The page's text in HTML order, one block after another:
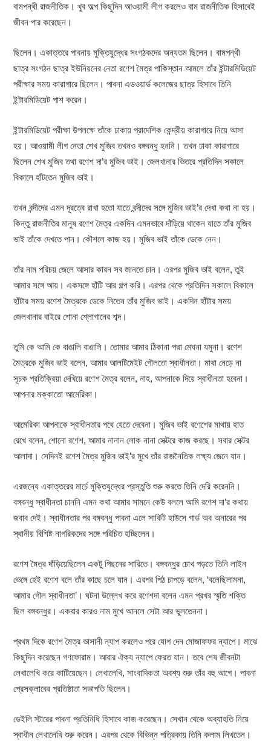
বামপন্থী রাজনীতিক। খুব অল্প কিছুদিন আওয়ামী লীগ করলেও বাম রাজনীতিক হিসাবেই
জীবন পার করেছেন।
ছিলেন। একাত্তরে পাবনায় মুক্তিযুদ্ধের সংগঠকদের অন্যতম ছিলেন। বামপন্থী
ছাত্র সংগঠন ছাত্র ইউনিয়নের নেতা রণেশ মৈত্র পাকিস্তান আমলে তাঁর ইন্টারমিডিয়েট
পরীক্ষার সময় কারাগারে ছিলেন। পাবনা এডওয়ার্ড কলেজের ছাত্র হিসাবে তিনি
ইন্টারমিডিয়েট পাশ করেন।
ইন্টারমিডিয়েট পরীক্ষা উপলক্ষে তাঁকে ঢাকায় প্রাদেশিক কেন্দ্রীয় কারাগারে নিয়ে আসা
হয়। আওয়ামী লীগ নেতা শেখ মুজিব তখনও বঙ্গবন্ধু হননি। তখন ঢাকা কারাগারে
ছিলেন শেখ মুজিব তথা রণেশ দা’র মুজিব ভাই। জেলখানার ভিতরে প্রতিদিন সকালে
বিকালে হাঁটতেন মুজিব ভাই।
তখন বন্দীদের এমন দূরত্বে রাখা হতো যাতে বন্দীদের সঙ্গে মুজিব ভাই’র দেখা কথা না হয়।
কিন্তু রাজনীতির মানুষ রণেশ মৈত্র একদিন এমনভাবে দাঁড়িয়ে থাকেন যাতে তাঁর মুজিব
ভাই তাঁকে দেখতে পান। কৌশলে কাজ হয়। মুজিব ভাই তাঁকে ডেকে নেন।
তাঁর নাম পরিচয় জেলে আসার কারন সব জানতে চান। এরপর মুজিব ভাই বলেন, তুই
আমার সঙ্গে আয়। একসঙ্গে হাঁটি আর গল্প করি। এরপর থেকে প্রতিদিন সকালে বিকালে
হাঁটার সময় রণেশ মৈত্রকে ডেকে নিতেন তাঁর মুজিব ভাই। একদিন হাঁটার সময়
জেলখানার বাইরে শোনা শ্লোগানের শব্দ।
তুমি কে আমি কে বাঙালি বাঙালি। তোমার আমার ঠিকানা পদ্মা মেঘনা যমুনা। রণেশ
মৈত্রকে মুজিব ভাই বলেন, আমার আলটিমেইট গৌলতো স্বাধীনতা। মাথা নেড়ে না
সূচক প্রতিক্রিয়া দেখিয়ে রণেশ মৈত্র বলেন, নাহ, আপনাকে দিয়ে স্বাধীনতা হবেনা।
আপনার মক্কাতো আমেরিকা।
আমেরিকা আপনাকে স্বাধীনতার পথে যেতে দেবেনা। মুজিব ভাই রণেশের মাথায় হাত
রেখে বলেন, শোনো রণেশ, আমার নানান লোক নানা সেক্টরে কাজ করছে। সবার সেক্টর
আলাদা। সেদিনই রণেশ মৈত্র মুজিব ভাই’র মুখে তাঁর রাজনৈতিক লক্ষ্য জেনে যান।
এরজন্যে একাত্তরের মার্চে মুক্তিযুদ্ধের প্রস্তুতি শুরু করতে তিনি দেরি করেননি।
বঙ্গবন্ধু স্বাধীনতা চাননি এমন কথা আমার সামনে কেউ বললে আমি রণেশ দা’র কথায়
জবাব দেই। স্বাধীনতার পর বঙ্গবন্ধু পাবনা এলে সার্কিট হাউসে গার্ড অব অনারের পর
স্থানীয় বিশিষ্ট নাগরিকদের সঙ্গে পরিচিত হচ্ছিলেন।
রণেশ মৈত্র দাঁড়িয়েছিলেন একটু পিছনের সারিতে। বঙ্গবন্ধুর চোখ পড়তে তিনি লাইন
ভেঙ্গে হেই রণেশ বলে তাঁর কাছে চলে যান। এরপর পিঠ চাপড়ে বলেন, ‘বলেছিলামনা,
আমার গৌল স্বাধীনতা’। ঘটনা উল্লেখ করে রণেশদা বলেন এমন প্রখর স্মৃতি শক্তি
ছিল বঙ্গবন্ধুর। একবার কারও নাম মুখে আনলে সেটা আর ভুলতেননা।
প্রথম দিকে রণেশ মৈত্র ভাসানী ন্যাপ করলেও পরে যোগ দেন মোজাফফর ন্যাপে। মাঝে
কিছুদিন করেছেন গণফোরাম। আবার ঐক্য ন্যাপে ফেরত যান। তবে শেষ জীবনটা
লেখালেখি করে কাটিয়েছেন। লেখালেখি, সাংবাদিকতা অবশ্য শুরু তাঁর বহু আগে। পাবনা
প্রেসক্লাবের প্রতিষ্ঠাতা সভাপতি ছিলেন।
ডেইলি স্টারের পাবনা প্রতিনিধি হিসাবে কাজ করেছেন। সেখান থেকে অব্যাহতি নিয়ে
স্বাধীন লেখালেখি শুরু করেন। এরপর থেকে বিভিন্ন পত্রিকায় তিনি কলাম লিখতেন।